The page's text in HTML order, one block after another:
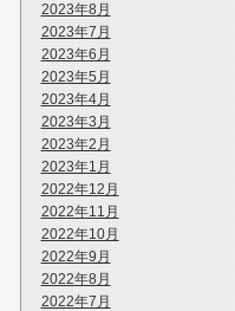
2023年8月
2023年7月
2023年6月
2023年5月
2023年4月
2023年3月
2023年2月
2023年1月
2022年12月
2022年11月
2022年10月
2022年9月
2022年8月
2022年7月